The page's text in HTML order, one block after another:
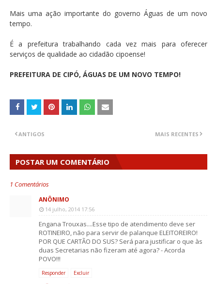
Mais uma ação importante do governo Águas de um novo
tempo.
É a prefeitura trabalhando cada vez mais para oferecer
serviços de qualidade ao cidadão cipoense!
PREFEITURA DE CIPÓ, ÁGUAS DE UM NOVO TEMPO!
MAIS RECENTES
ANTIGOS
POSTAR UM COMENTÁRIO
1 Comentários
ANÔNIMO
14 julho, 2014 17:56
Engana Trouxas....Esse tipo de atendimento deve ser
ROTINEIRO, não para servir de palanque ELEITOREIRO!
POR QUE CARTÃO DO SUS? Será para justificar o que às
duas Secretarias não fizeram até agora? - Acorda
POVO!!!
Responder Excluir